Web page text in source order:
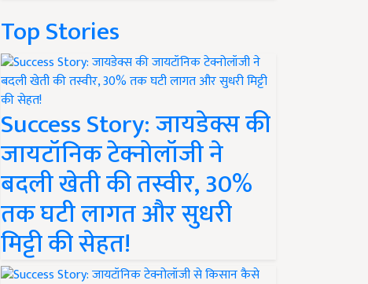
Top Stories
Success Story: जायडेक्स की
जायटॉनिक टेक्नोलॉजी ने
बदली खेती की तस्वीर, 30%
तक घटी लागत और सुधरी
मिट्टी की सेहत!